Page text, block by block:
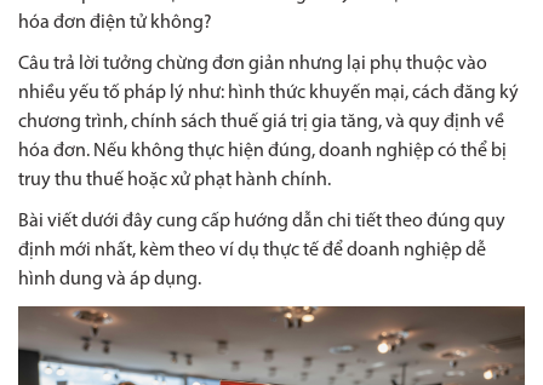
hóa đơn điện tử không?
Câu trả lời tưởng chừng đơn giản nhưng lại phụ thuộc vào
nhiều yếu tố pháp lý như: hình thức khuyến mại, cách đăng ký
chương trình, chính sách thuế giá trị gia tăng, và quy định về
hóa đơn. Nếu không thực hiện đúng, doanh nghiệp có thể bị
truy thu thuế hoặc xử phạt hành chính.
Bài viết dưới đây cung cấp hướng dẫn chi tiết theo đúng quy
định mới nhất, kèm theo ví dụ thực tế để doanh nghiệp dễ
hình dung và áp dụng.